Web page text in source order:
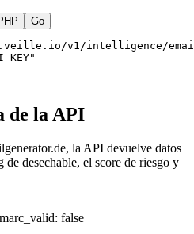
Go
v1/intelligence/
de la API
la API devuelve datos
desechable, el score de riesgo y
: false